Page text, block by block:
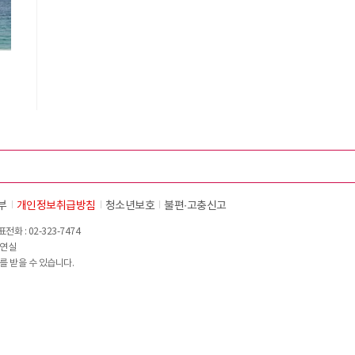
개인정보취급방침 청소년보호 불편∙고충신고
전화 : 02-323-7474
실
받을 수 있습니다.